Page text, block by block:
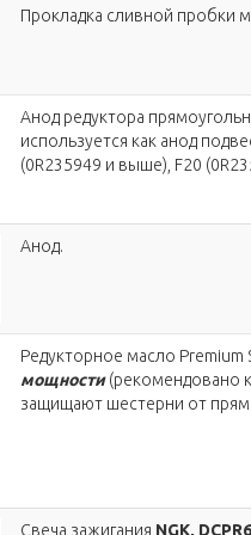
Прокладка сливной пробки
Анод редуктора
используется как анод
(0R235949 и выше), F20
Анод.
Редукторное масло
мощности(рекомендовано
защищают шестерни от
Свеча зажигания NGK,